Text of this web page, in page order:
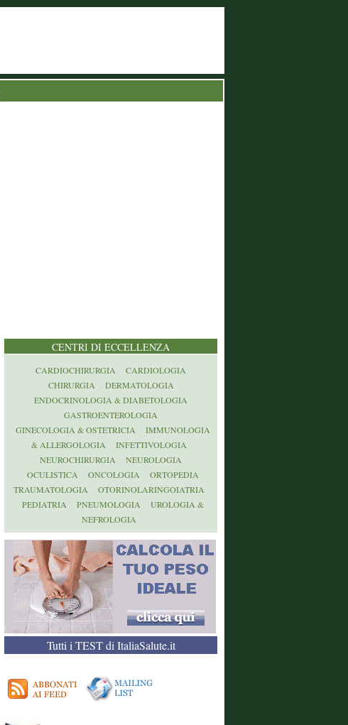
CENTRI DI ECCELLENZA
CARDIOCHIRURGIA
CARDIOLOGIA
CHIRURGIA
DERMATOLOGIA
ENDOCRINOLOGIA & DIABETOLOGIA
GASTROENTEROLOGIA
GINECOLOGIA & OSTETRICIA
IMMUNOLOGIA
& ALLERGOLOGIA
INFETTIVOLOGIA
NEUROCHIRURGIA
NEUROLOGIA
OCULISTICA
ONCOLOGIA
ORTOPEDIA
TRAUMATOLOGIA
OTORINOLARINGOIATRIA
PEDIATRIA
PNEUMOLOGIA
UROLOGIA &
NEFROLOGIA
Tutti i TEST di ItaliaSalute.it